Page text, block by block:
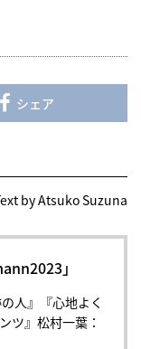
シェア
by Atsuko Suzuna
」
人』『心地よく
ツ』松村一葉：